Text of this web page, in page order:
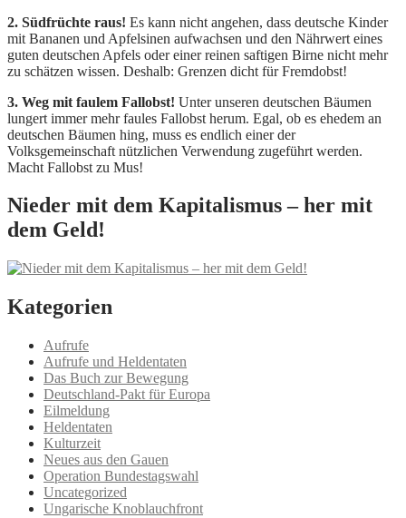
2. Südfrüchte raus! Es kann nicht angehen, dass deutsche Kinder
mit Bananen und Apfelsinen aufwachsen und den Nährwert eines
guten deutschen Apfels oder einer reinen saftigen Birne nicht mehr
zu schätzen wissen. Deshalb: Grenzen dicht für Fremdobst!
3. Weg mit faulem Fallobst! Unter unseren deutschen Bäumen
lungert immer mehr faules Fallobst herum. Egal, ob es ehedem an
deutschen Bäumen hing, muss es endlich einer der
Volksgemeinschaft nützlichen Verwendung zugeführt werden.
Macht Fallobst zu Mus!
Nieder mit dem Kapitalismus – her mit
dem Geld!
Kategorien
Aufrufe
Aufrufe und Heldentaten
Das Buch zur Bewegung
Deutschland-Pakt für Europa
Eilmeldung
Heldentaten
Kulturzeit
Neues aus den Gauen
Operation Bundestagswahl
Uncategorized
Ungarische Knoblauchfront